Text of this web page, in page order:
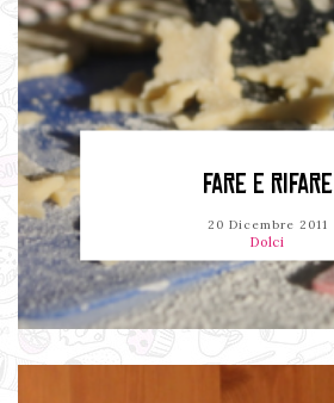
FARE E RIFARE
20 Dicembre 2011
Dolci